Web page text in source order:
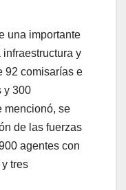
una importante
y
92 comisarías e
y 300
mencionó, se
de las fuerzas
agentes con
tres